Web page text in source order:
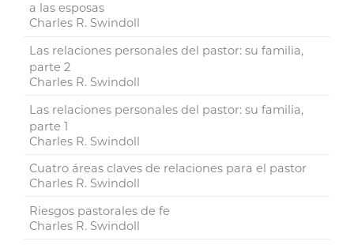
a las esposas
Charles R. Swindoll
Las relaciones personales del pastor: su familia,
parte 2
Charles R. Swindoll
Las relaciones personales del pastor: su familia,
parte 1
Charles R. Swindoll
Cuatro áreas claves de relaciones para el pastor
Charles R. Swindoll
Riesgos pastorales de fe
Charles R. Swindoll